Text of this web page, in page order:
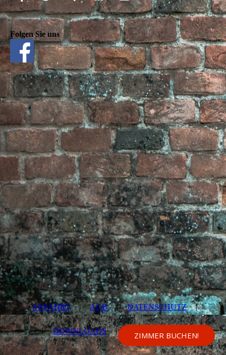
Folgen Sie uns
ANFAHRT | AGB | DATENSCHUTZ |
DOWNLOADS | ZIMMER BUCHEN!